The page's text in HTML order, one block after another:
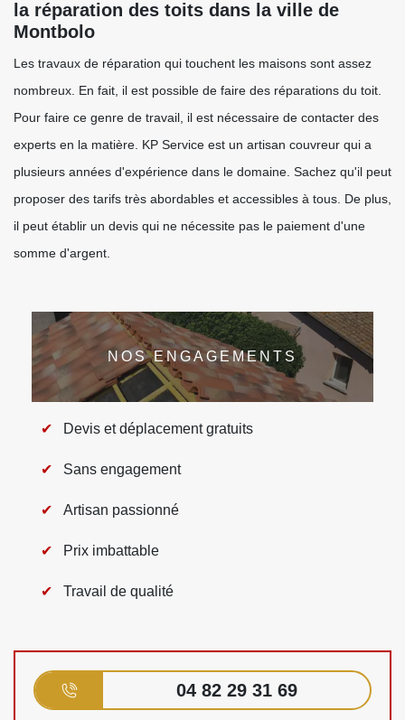
la réparation des toits dans la ville de
Montbolo
Les travaux de réparation qui touchent les maisons sont assez
nombreux. En fait, il est possible de faire des réparations du toit.
Pour faire ce genre de travail, il est nécessaire de contacter des
experts en la matière. KP Service est un artisan couvreur qui a
plusieurs années d'expérience dans le domaine. Sachez qu'il peut
proposer des tarifs très abordables et accessibles à tous. De plus,
il peut établir un devis qui ne nécessite pas le paiement d'une
somme d'argent.
NOS ENGAGEMENTS
Devis et déplacement gratuits
Sans engagement
Artisan passionné
Prix imbattable
Travail de qualité
04 82 29 31 69